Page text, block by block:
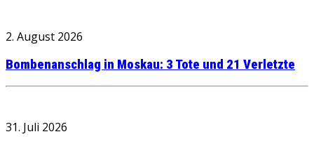
2. August 2026
Bombenanschlag in Moskau: 3 Tote und 21 Verletzte
31. Juli 2026